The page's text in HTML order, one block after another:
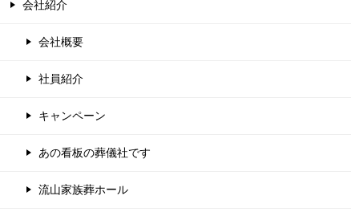
会社紹介
会社概要
社員紹介
キャンペーン
あの看板の葬儀社です
流山家族葬ホール